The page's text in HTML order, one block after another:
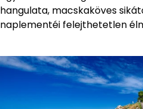
hangulata, macskaköves
naplementéi felejthetetlen